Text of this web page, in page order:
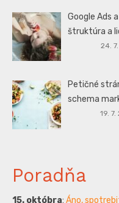
Google Ads
štruktúra a
24.
Petičné
schema
19.
Poradňa
15. októbra: Áno,